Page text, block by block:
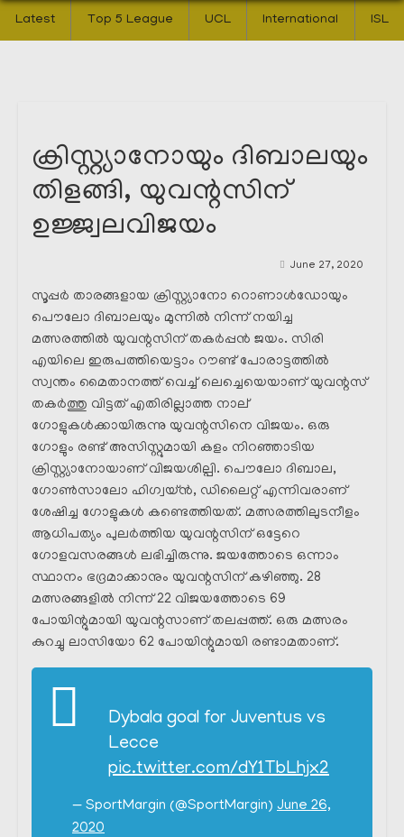
Latest Top 5 League UCL International ISL
ക്രിസ്റ്റ്യാനോയും ദിബാലയും
തിളങ്ങി, യുവന്റസിന്
ഉജ്ജ്വലവിജയം
June 27, 2020
സൂപ്പർ താരങ്ങളായ ക്രിസ്റ്റ്യാനോ റൊണാൾഡോയും
പൌലോ ദിബാലയും മുന്നിൽ നിന്ന് നയിച്ച
മത്സരത്തിൽ യുവന്റസിന് തകർപ്പൻ ജയം. സിരി
എയിലെ ഇരുപത്തിയെട്ടാം റൗണ്ട് പോരാട്ടത്തിൽ
സ്വന്തം മൈതാനത്ത് വെച്ച് ലെച്ചെയെയാണ് യുവന്റസ്
തകർത്തു വിട്ടത് എതിരില്ലാത്ത നാല്
ഗോളുകൾക്കായിരുന്നു യുവന്റസിനെ വിജയം. ഒരു
ഗോളും രണ്ട് അസിസ്റ്റുമായി കളം നിറഞ്ഞാടിയ
ക്രിസ്റ്റ്യാനോയാണ് വിജയശില്പി. പൌലോ ദിബാല,
ഗോൺസാലോ ഹിഗ്വയ്ൻ, ഡിലൈറ്റ് എന്നിവരാണ്
ശേഷിച്ച ഗോളുകൾ കണ്ടെത്തിയത്. മത്സരത്തിലുടനീളം
ആധിപത്യം പുലർത്തിയ യുവന്റസിന് ഒട്ടേറെ
ഗോളവസരങ്ങൾ ലഭിച്ചിരുന്നു. ജയത്തോടെ ഒന്നാം
സ്ഥാനം ഭദ്രമാക്കാനും യുവന്റസിന് കഴിഞ്ഞു. 28
മത്സരങ്ങളിൽ നിന്ന് 22 വിജയത്തോടെ 69
പോയിന്റുമായി യുവന്റസാണ് തലപ്പത്ത്. ഒരു മത്സരം
കുറച്ചു ലാസിയോ 62 പോയിന്റുമായി രണ്ടാമതാണ്.
Dybala goal for Juventus vs
Lecce
pic.twitter.com/dY1TbLhjx2
— SportMargin (@SportMargin) June 26,
2020